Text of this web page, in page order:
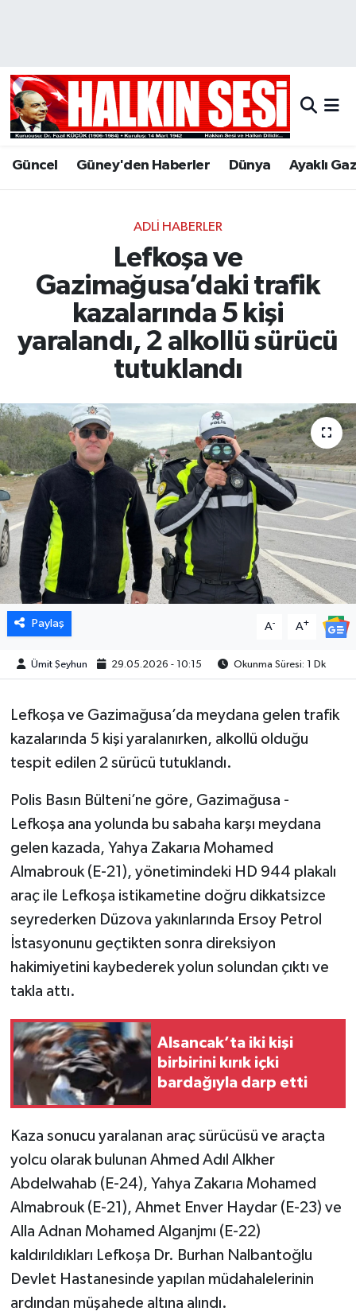
Güncel Güney'den Haberler Dünya Ayaklı
ADLI HABERLER
Lefkoşa ve
Gazimağusa’daki trafik
kazalarında 5 kişi
yaralandı, 2 alkollü sürücü
tutuklandı
Paylaş A- A+
Ümit Şeyhun 29.05.2026 - 10:15 Okunma Süresi: 1 Dk
Lefkoşa ve Gazimağusa’da meydana gelen trafik
kazalarında 5 kişi yaralanırken, alkollü olduğu
tespit edilen 2 sürücü tutuklandı.
Polis Basın Bülteni’ne göre, Gazimağusa -
Lefkoşa ana yolunda bu sabaha karşı meydana
gelen kazada, Yahya Zakarıa Mohamed
Almabrouk (E-21), yönetimindeki HD 944 plakalı
araç ile Lefkoşa istikametine doğru dikkatsizce
seyrederken Düzova yakınlarında Ersoy Petrol
İstasyonunu geçtikten sonra direksiyon
hakimiyetini kaybederek yolun solundan çıktı ve
takla attı.
Alsancak’ta iki kişi
birbirini kırık içki
bardağıyla darp etti
Kaza sonucu yaralanan araç sürücüsü ve araçta
yolcu olarak bulunan Ahmed Adıl Alkher
Abdelwahab (E-24), Yahya Zakarıa Mohamed
Almabrouk (E-21), Ahmet Enver Haydar (E-23) ve
Alla Adnan Mohamed Alganjmı (E-22)
kaldırıldıkları Lefkoşa Dr. Burhan Nalbantoğlu
Devlet Hastanesinde yapılan müdahalelerinin
ardından müşahede altına alındı.
Hava Durumu
Trafik Durumu
Tüm Manşetler
Son Dakika Haberleri
Haber Arşivi